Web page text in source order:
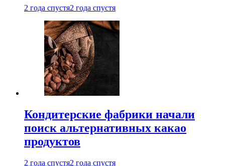
2 года спустя2 года спустя
Кондитерские фабрики начали
поиск альтернативных какао
продуктов
2 года спустя2 года спустя